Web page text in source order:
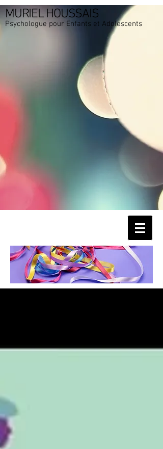
MURIEL HOUSSAIS
Psychologue pour Enfants et Adolescents